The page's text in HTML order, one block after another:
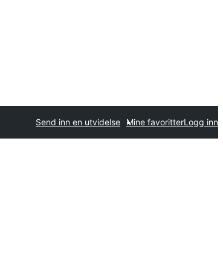
Send inn en utvidelse Mine favoritterLogg inn